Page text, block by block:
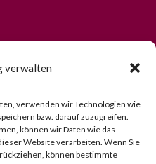
verwalten
verwenden wir Technologien wie
bzw. darauf zuzugreifen.
können wir Daten wie das
Website verarbeiten. Wenn Sie
können bestimmte